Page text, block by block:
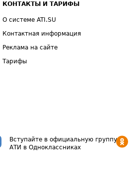
КОНТАКТЫ И ТАРИФЫ
О системе ATI.SU
Контактная информация
Реклама на сайте
Тарифы
Вступайте в официальную группу
АТИ в Одноклассниках